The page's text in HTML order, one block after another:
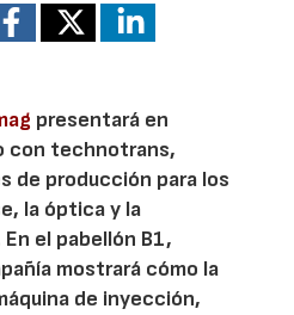
presentará en
con technotrans,
de producción para los
la óptica y la
el pabellón B1,
mostrará cómo la
de inyección,